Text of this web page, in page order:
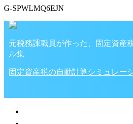
G-SPWLMQ6EJN
元税務課職員が作った、固定資産
ル集
固定資産税の自動計算シミュレー